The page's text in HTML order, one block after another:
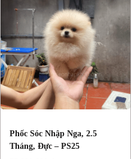
Phốc Sóc Nhập Nga, 2.5
Tháng, Đực – PS25